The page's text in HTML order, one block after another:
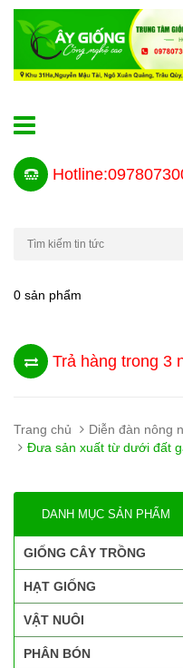
0 sản phẩm
Trả hàng trong 3
Trang chủ
Diễn đàn nông
Đưa sản xuất từ dưới đất
DANH MỤC SẢN PHẨM
GIỐNG CÂY TRỒNG
HẠT GIỐNG
VẬT NUÔI
PHÂN BÓN